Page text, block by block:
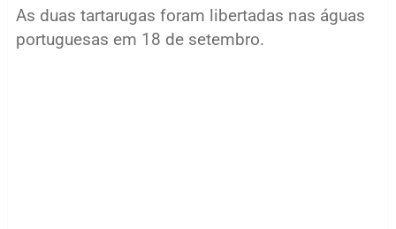
As duas tartarugas foram libertadas nas águas
portuguesas em 18 de setembro.